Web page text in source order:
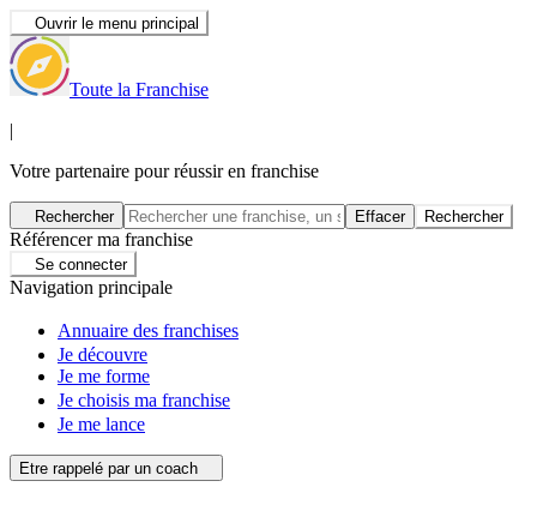
Ouvrir le menu principal
Toute la Franchise
|
Votre partenaire pour réussir en franchise
Rechercher Effacer Rechercher
Référencer ma franchise
Se connecter
Navigation principale
Annuaire des franchises
Je découvre
Je me forme
Je choisis ma franchise
Je me lance
Etre rappelé par un coach